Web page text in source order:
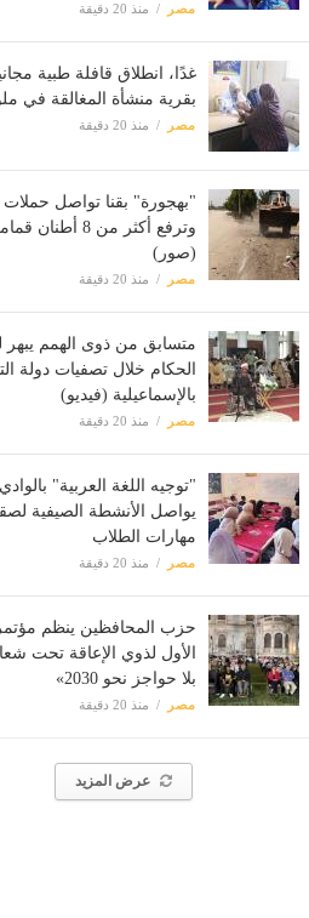
مصر منذ 20 دقيقة
غدًا، انطلاق قافلة طبية
بقرية منشأة المغالقة في
مصر منذ 20 دقيقة
"بهجورة" بقنا تواصل حملات
وترفع أكثر من 8 أطنان
(صور)
مصر منذ 20 دقيقة
متسابق من ذوى الهمم يبهر
الحكام خلال تصفيات دولة
بالإسماعيلية (فيديو)
مصر منذ 20 دقيقة
"توجيه اللغة العربية"
يواصل الأنشطة الصيفية
مهارات الطلاب
مصر منذ 20 دقيقة
حزب المحافظين ينظم
الأول لذوي الإعاقة تحت
بلا حواجز نحو 2030»
مصر منذ 20 دقيقة
عرض المزيد